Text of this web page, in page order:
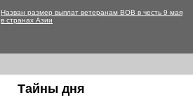
Назван размер выплат ветеранам ВОВ в честь 9 мая
в странах Азии
Тайны дня